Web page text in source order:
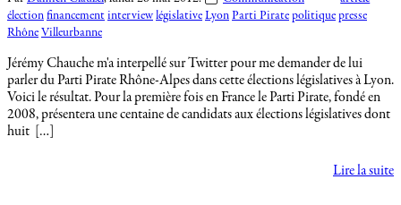
élection financement interview législative Lyon Parti Pirate politique presse
Rhône Villeurbanne
Jérémy Chauche m'a interpellé sur Twitter pour me demander de lui
parler du Parti Pirate Rhône-Alpes dans cette élections législatives à Lyon.
Voici le résultat. Pour la première fois en France le Parti Pirate, fondé en
2008, présentera une centaine de candidats aux élections législatives dont
huit […]
Lire la suite